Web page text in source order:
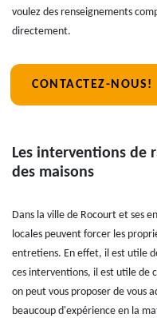
voulez des renseignements
directement.
CONTACTEZ-NOUS!
Les interventions de
des maisons
Dans la ville de Rocourt et ses
locales peuvent forcer les
entretiens. En effet, il est utile
ces interventions, il est utile de
on peut vous proposer de vous
beaucoup d'expérience en la